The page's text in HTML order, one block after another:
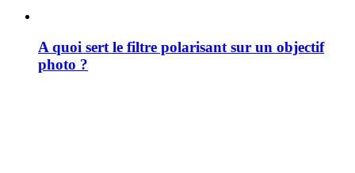
A quoi sert le filtre polarisant sur un objectif
photo ?